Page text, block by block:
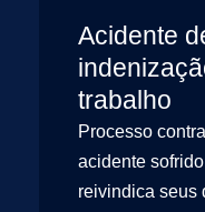
Acidente
trabalho
Processo
acidente
reivindica seus